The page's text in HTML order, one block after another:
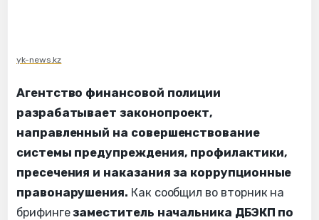
yk-news.kz
Агентство финансовой полиции
разрабатывает законопроект,
направленный на совершенствование
системы предупреждения, профилактики,
пресечения и наказания за коррупционные
правонарушения. Как сообщил во вторник на
брифингезаместитель начальника ДБЭКП по